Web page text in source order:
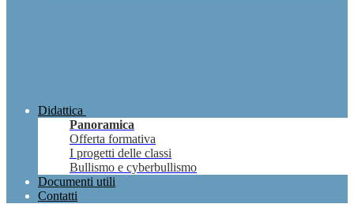
Didattica
Panoramica
Offerta formativa
I progetti delle classi
Bullismo e cyberbullismo
Documenti utili
Contatti